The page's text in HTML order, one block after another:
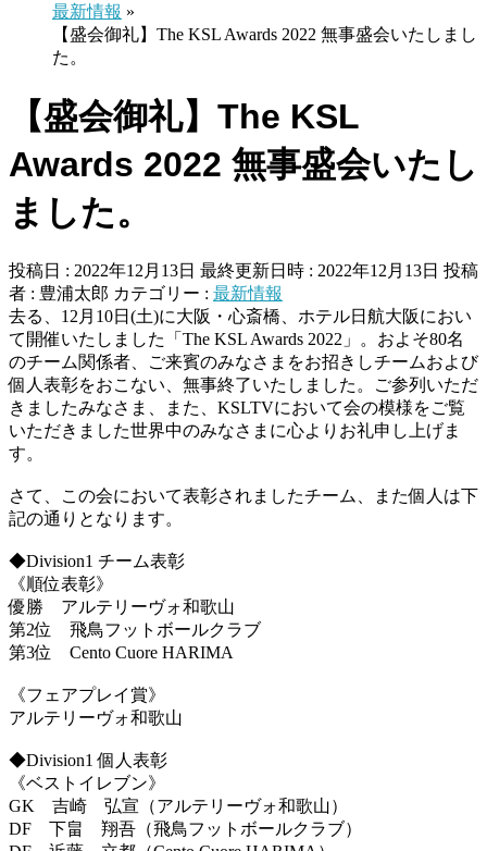
最新情報 »
【盛会御礼】The KSL Awards 2022 無事盛会いたしまし
た。
【盛会御礼】The KSL
Awards 2022 無事盛会いたし
ました。
投稿日 : 2022年12月13日 最終更新日時 : 2022年12月13日 投稿
者 : 豊浦太郎 カテゴリー : 最新情報
去る、12月10日(土)に大阪・心斎橋、ホテル日航大阪におい
て開催いたしました「The KSL Awards 2022」。およそ80名
のチーム関係者、ご来賓のみなさまをお招きしチームおよび
個人表彰をおこない、無事終了いたしました。ご参列いただ
きましたみなさま、また、KSLTVにおいて会の模様をご覧
いただきました世界中のみなさまに心よりお礼申し上げま
す。
さて、この会において表彰されましたチーム、また個人は下
記の通りとなります。
◆Division1 チーム表彰
《順位表彰》
優勝 アルテリーヴォ和歌山
第2位 飛鳥フットボールクラブ
第3位 Cento Cuore HARIMA
《フェアプレイ賞》
アルテリーヴォ和歌山
◆Division1 個人表彰
《ベストイレブン》
GK 吉崎 弘宣（アルテリーヴォ和歌山）
DF 下畠 翔吾（飛鳥フットボールクラブ）